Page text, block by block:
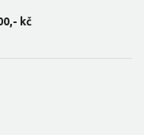
kč